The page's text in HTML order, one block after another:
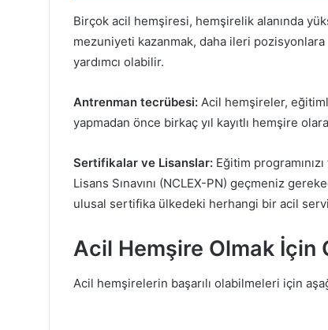
Birçok acil hemşiresi, hemşirelik alanında
mezuniyeti kazanmak, daha ileri pozisyonlara
yardımcı olabilir.
Antrenman tecrübesi: Acil hemşireler,
yapmadan önce birkaç yıl kayıtlı hemşire
Sertifikalar ve Lisanslar: Eğitim
Lisans Sınavını (NCLEX-PN) geçmeniz
ulusal sertifika ülkedeki herhangi bir acil
Acil Hemşire Olmak İçin
Acil hemşirelerin başarılı olabilmeleri için